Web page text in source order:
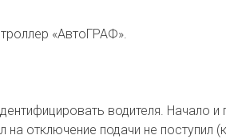
«АвтоГРАФ».
водителя. Начало
отключение подачи не поступил